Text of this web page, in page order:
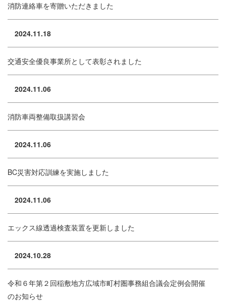
消防連絡車を寄贈いただきました
2024.11.18
交通安全優良事業所として表彰されました
2024.11.06
消防車両整備取扱講習会
2024.11.06
BC災害対応訓練を実施しました
2024.11.06
エックス線透過検査装置を更新しました
2024.10.28
令和６年第２回稲敷地方広域市町村圏事務組合議会定例会開催
のお知らせ